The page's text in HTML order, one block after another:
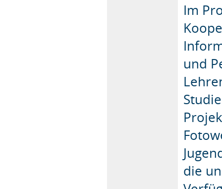
Im
und
die